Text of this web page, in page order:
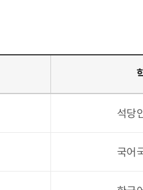
석당
국어